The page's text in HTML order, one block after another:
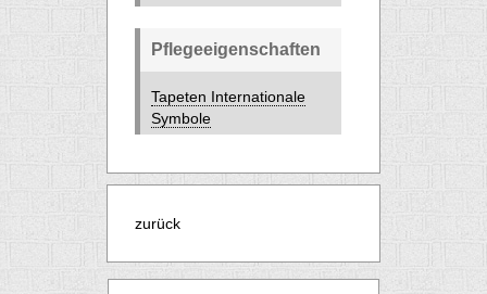
Pflegeeigenschaften
Tapeten Internationale
Symbole
zurück